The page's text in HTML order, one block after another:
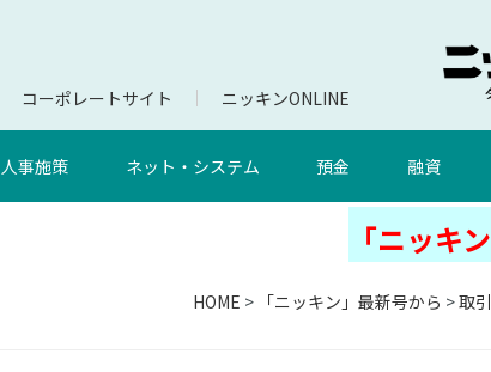
コーポレートサイト ニッキンONLINE
人事施策 ネット・システム 預金 融資
「ニッキ
HOME > 「ニッキン」最新号から >取